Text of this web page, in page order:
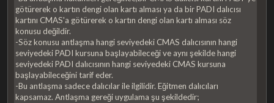
götürerek o kartın dengi olan kartı alması ya da bir PADI dalıcısı
kartını CMAS'a götürerek o kartın dengi olan kartı alması söz
konusu değildir.
-Söz konusu antlaşma hangi seviyedeki CMAS dalıcısının hangi
seviyedeki PADI kursuna başlayabileceği ve aynı şekilde hangi
seviyedeki PADI dalıcısının hangi seviyedeki CMAS kursuna
başlayabileceğini tarif eder.
-Bu antlaşma sadece dalıcılar ile ilgilidir. Eğitmen dalıcıları
kapsamaz. Antlaşma gereği uygulama şu şekildedir;